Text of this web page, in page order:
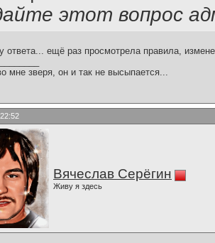
этот вопрос
ответа... ещё раз просмотрела правила,
мне зверя, он и так не высыпается...
Вячеслав Серёгин
Живу я здесь